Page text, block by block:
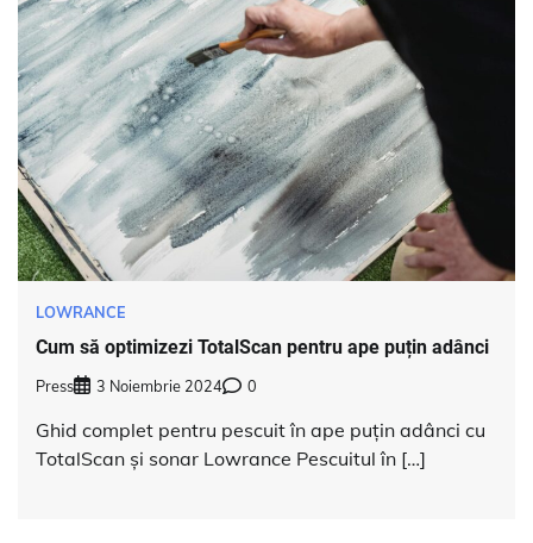
LOWRANCE
Cum să optimizezi TotalScan pentru ape puțin adânci
Press 3 Noiembrie 2024 0
Ghid complet pentru pescuit în ape puțin adânci cu
TotalScan și sonar Lowrance Pescuitul în […]